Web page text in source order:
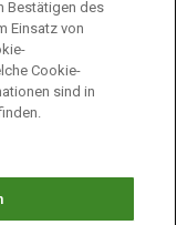
Bestätigen des
Einsatz von
Cookie-
sind in